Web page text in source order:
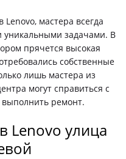
мастера всегда
уникальными задачами. В
прячется высокая
собственные
лишь мастера из
могут справиться с
ремонт.
Lenovo улица